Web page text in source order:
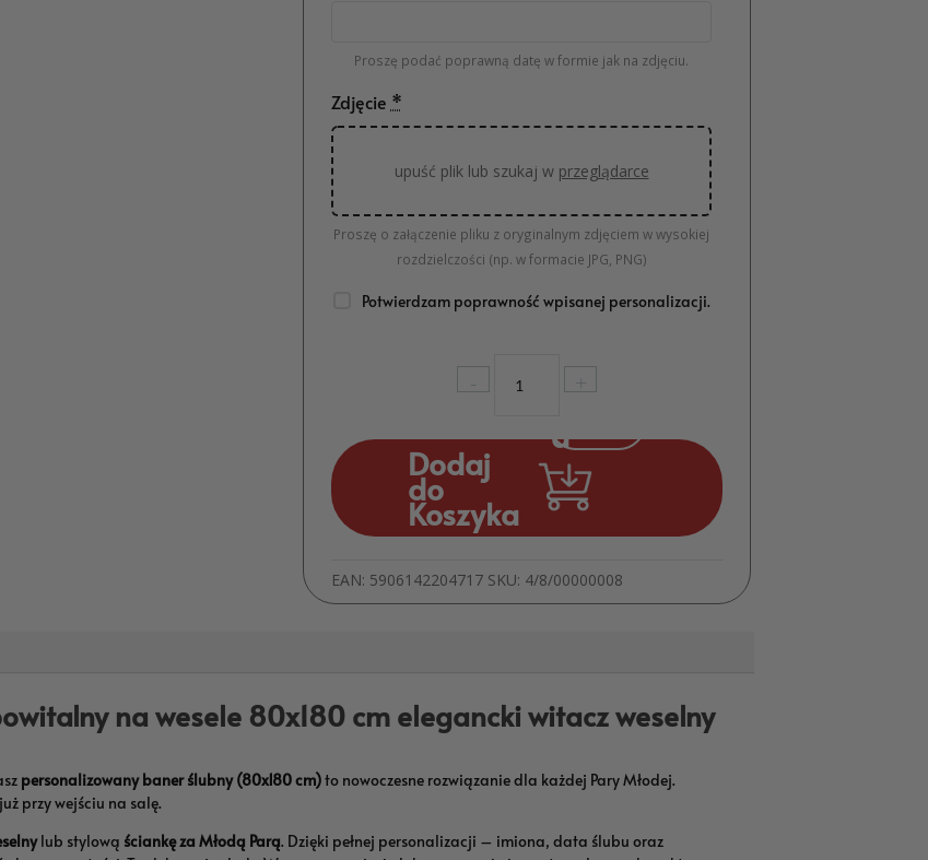
Proszę podać poprawną datę w formie jak na zdjęciu.
Zdjęcie *
upuść plik lub szukaj w przeglądarce
Proszę o załączenie pliku z oryginalnym zdjęciem w wysokiej
rozdzielczości (np. w formacie JPG, PNG)
Potwierdzam poprawność wpisanej personalizacji.
-
Spersonalizowany
Powitalny
ze
Zdjęciem
Gości
+
Dodaj
do
Koszyka
EAN: 5906142204717 SKU: 4/8/00000008
na wesele 80x180 cm elegancki witacz weselny
personalizowany baner ślubny (80x180 cm)to nowoczesne rozwiązanie dla każdej Pary Młodej.
przy wejściu na salę.
lub stylową ściankę za Młodą Parą. Dzięki pełnej personalizacji – imiona, data ślubu oraz